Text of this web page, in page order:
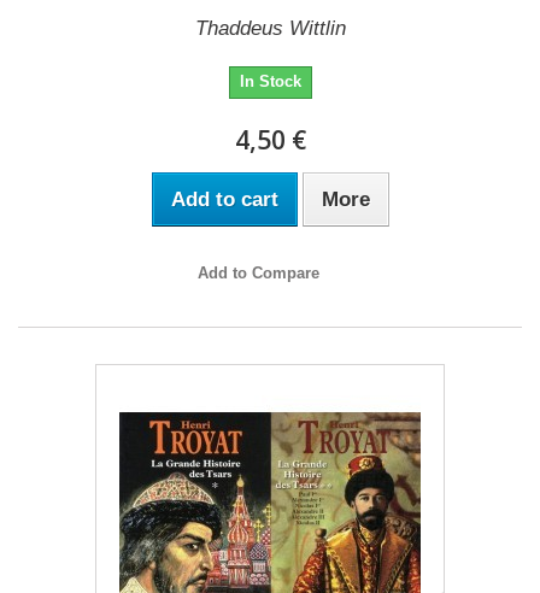
Thaddeus Wittlin
In Stock
4,50 €
Add to cart More
Add to Compare